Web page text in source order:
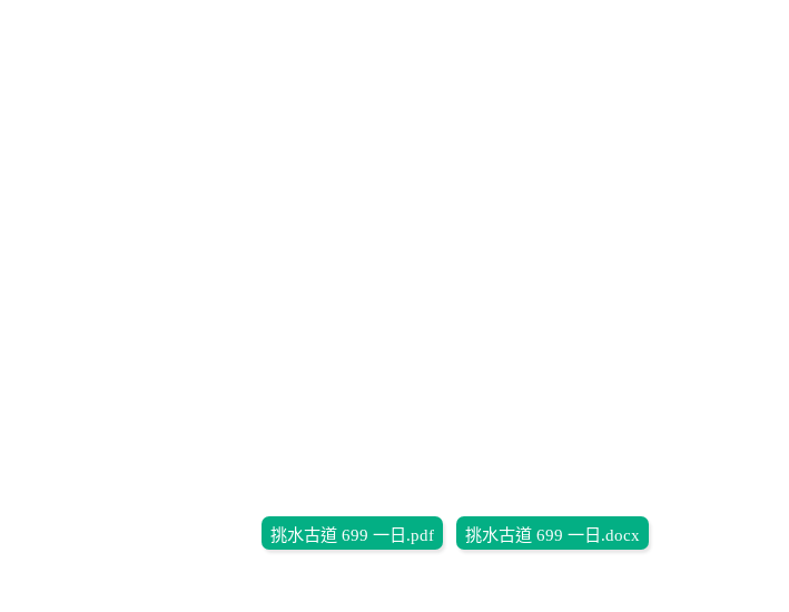
挑水古道 699 一日.pdf 挑水古道 699 一日.docx